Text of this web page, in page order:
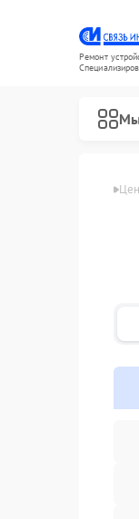
Ремонт
Цены